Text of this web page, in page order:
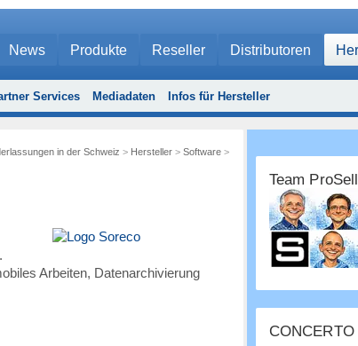
News Produkte Reseller Distributoren
Services Mediadaten Infos für Hersteller
in der Schweiz > Hersteller> Software>
Arbeiten, Datenarchivierung
Team